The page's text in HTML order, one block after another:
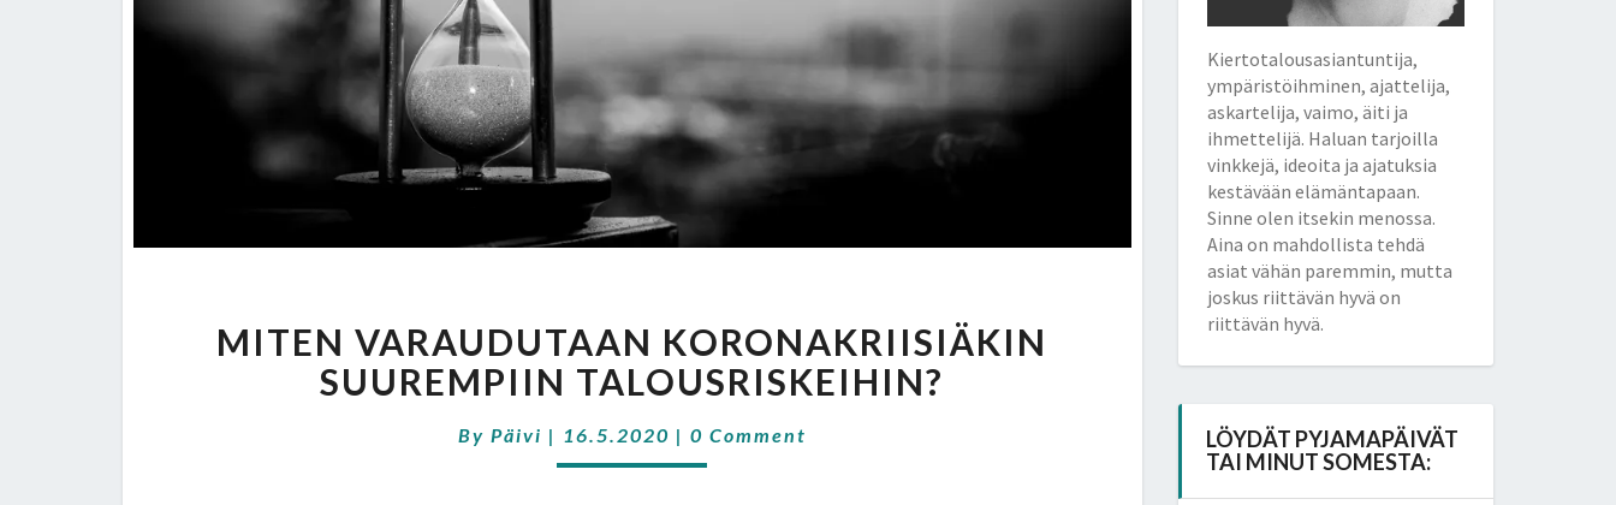
VARAUDUTAAN
KORONAKRIISIÄKIN
SUUREMPIIN
TALOUSRISKEIHIN?
MITEN VARAUDUTAAN KORONAKRIISIÄKIN
SUUREMPIIN TALOUSRISKEIHIN?
By Päivi | 16.5.2020 | Comments
0 Comment
Kiertotalousasiantuntija,
ympäristöihminen, ajattelija,
askartelija, vaimo, äiti ja
ihmettelijä. Haluan tarjoilla
vinkkejä, ideoita ja ajatuksia
kestävään elämäntapaan.
Sinne olen itsekin menossa.
Aina on mahdollista tehdä
asiat vähän paremmin, mutta
joskus riittävän hyvä on
riittävän hyvä.
LÖYDÄT PYJAMAPÄIVÄT
TAI MINUT SOMESTA: